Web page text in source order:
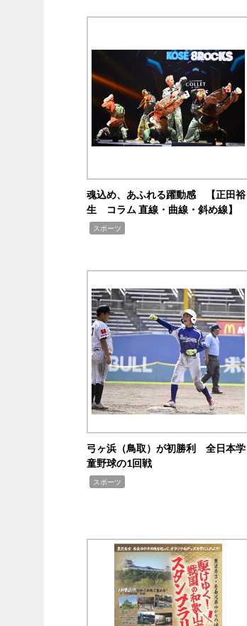
魂込め、あふれる躍動感 【正田裕
生 コラム 直線・曲線・斜め線】
スポーツ
弓ヶ浜（鳥取）が初勝利 全日本学
童野球の1回戦
スポーツ